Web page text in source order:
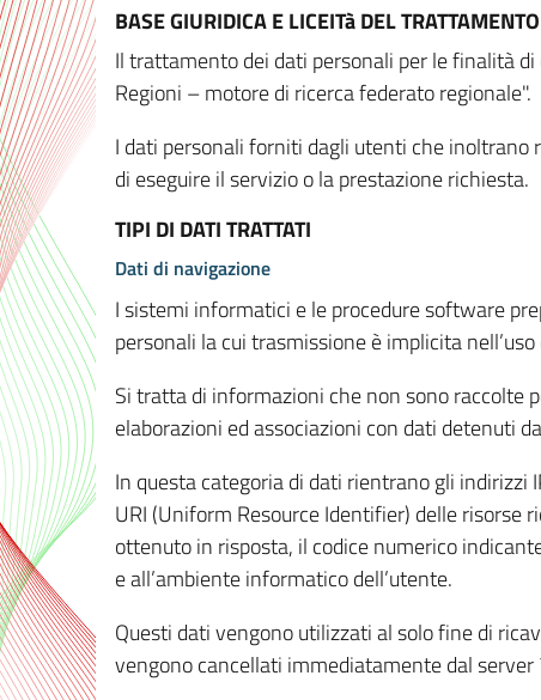
BASE GIURIDICA E LICEITà DEL TRATTAMENTO
Il trattamento dei dati personali per le finalità
Regioni – motore di ricerca federato regionale".
I dati personali forniti dagli utenti che
di eseguire il servizio o la prestazione richiesta.
TIPI DI DATI TRATTATI
Dati di navigazione
I sistemi informatici e le procedure software
personali la cui trasmissione è implicita
Si tratta di informazioni che non sono raccolte
elaborazioni ed associazioni con dati detenuti
In questa categoria di dati rientrano gli
URI (Uniform Resource Identifier) delle risorse
ottenuto in risposta, il codice numerico
e all’ambiente informatico dell’utente.
Questi dati vengono utilizzati al solo fine di
vengono cancellati immediatamente dal server